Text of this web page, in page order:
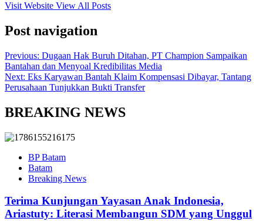
Visit Website View All Posts
Post navigation
Previous: Dugaan Hak Buruh Ditahan, PT Champion Sampaikan
Bantahan dan Menyoal Kredibilitas Media
Next: Eks Karyawan Bantah Klaim Kompensasi Dibayar, Tantang
Perusahaan Tunjukkan Bukti Transfer
BREAKING NEWS
BP Batam
Batam
Breaking News
Terima Kunjungan Yayasan Anak Indonesia,
Ariastuty: Literasi Membangun SDM yang Unggul